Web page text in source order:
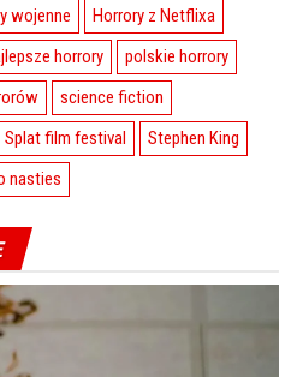
wojenne
Horrory z Netflixa
horrory
polskie horrory
science fiction
Splat film festival
Stephen King
nasties